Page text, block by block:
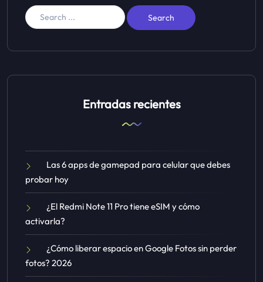
Entradas recientes
Las 6 apps de gamepad para celular que debes
probar hoy
¿El Redmi Note 11 Pro tiene eSIM y cómo
activarla?
¿Cómo liberar espacio en Google Fotos sin perder
fotos? 2026